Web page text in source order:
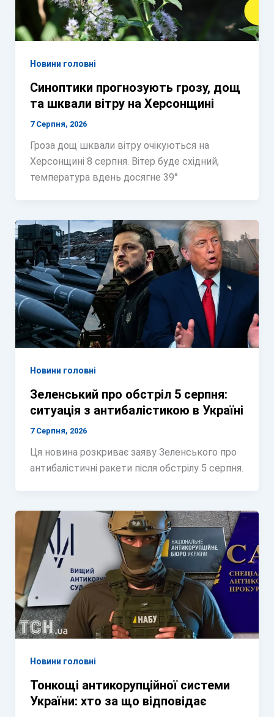
Новини головні
Синоптики прогнозують грозу, дощ
та шквали вітру на Херсонщині
7 Серпня, 2026
Гроза дощ шквали вітру очікуються на
Херсонщині 8 серпня. Вітер буде східний,
температура вдень досягне 39°
Новини головні
Зеленський про обстріл 5 серпня:
ситуація з антибалістикою в Україні
7 Серпня, 2026
Ця новина розкриває заяву Зеленського про
антибалістичні ракети після обстрілу 5 серпня.
Новини головні
Тонкощі антикорупційної системи
України: хто за що відповідає